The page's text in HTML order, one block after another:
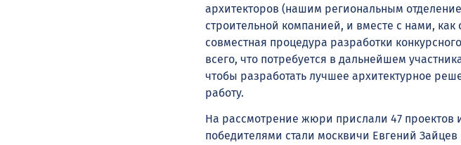
архитекторов (нашим региональным
строительной компанией, и вместе с нами, как
совместная процедура разработки
всего, что потребуется в дальнейшем
чтобы разработать лучшее архитектурное
работу.
На рассмотрение жюри прислали 47 проектов
победителями стали москвичи Евгений Зайцев